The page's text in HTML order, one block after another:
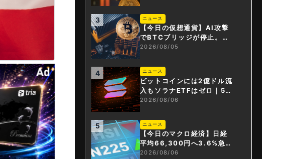
3 ニュース
【今日の仮想通貨】AI攻撃
でBTCブリッジが停止。金
融庁が「暗号資産・ステー
2026/08/05
4 ニュース
ビットコインには2億ドル流
入もソラナETFはゼロ｜5営
業日連続で停止
2026/08/06
5 ニュース
【今日のマクロ経済】日経
平均66,300円へ3.6%急騰
もAI投資回収懸念が再燃
2026/08/06